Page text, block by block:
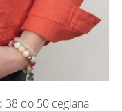
38 do 50 ceglana